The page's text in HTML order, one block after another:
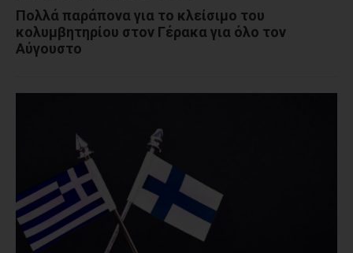
Πολλά παράπονα για το κλείσιμο του
κολυμβητηρίου στον Γέρακα για όλο τον
Αύγουστο